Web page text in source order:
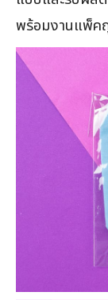
พร้อมงานแพ็ค